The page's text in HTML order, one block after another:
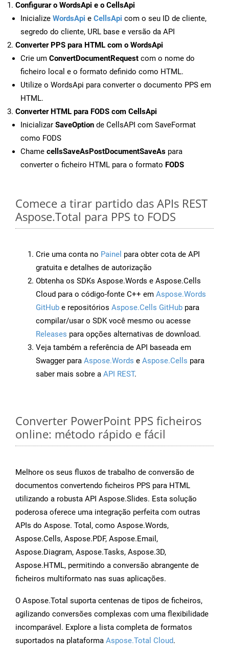
Configurar o WordsApi e o CellsApi
Inicialize WordsApi e CellsApi com o seu ID de cliente,
segredo do cliente, URL base e versão da API
Converter PPS para HTML com o WordsApi
Crie um ConvertDocumentRequest com o nome do
ficheiro local e o formato definido como HTML.
Utilize o WordsApi para converter o documento PPS em
HTML.
Converter HTML para FODS com CellsApi
Inicializar SaveOption de CellsAPI com SaveFormat
como FODS
Chame cellsSaveAsPostDocumentSaveAs para
converter o ficheiro HTML para o formato FODS
Comece a tirar partido das APIs REST
Aspose.Total para PPS to FODS
Crie uma conta no Painel para obter cota de API
gratuita e detalhes de autorização
Obtenha os SDKs Aspose.Words e Aspose.Cells
Cloud para o código-fonte C++ em Aspose.Words
GitHub e repositórios Aspose.Cells GitHub para
compilar/usar o SDK você mesmo ou acesse
Releases para opções alternativas de download.
Veja também a referência de API baseada em
Swagger para Aspose.Words e Aspose.Cells para
saber mais sobre a API REST.
Converter PowerPoint PPS ficheiros
online: método rápido e fácil
Melhore os seus fluxos de trabalho de conversão de
documentos convertendo ficheiros PPS para HTML
utilizando a robusta API Aspose.Slides. Esta solução
poderosa oferece uma integração perfeita com outras
APIs do Aspose. Total, como Aspose.Words,
Aspose.Cells, Aspose.PDF, Aspose.Email,
Aspose.Diagram, Aspose.Tasks, Aspose.3D,
Aspose.HTML, permitindo a conversão abrangente de
ficheiros multiformato nas suas aplicações.
O Aspose.Total suporta centenas de tipos de ficheiros,
agilizando conversões complexas com uma flexibilidade
incomparável. Explore a lista completa de formatos
suportados na plataforma Aspose.Total Cloud.